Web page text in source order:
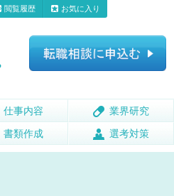
閲覧履歴 お気に入り
仕事内容
仕事内容 業界研究
業界研究
書類作成
書類作成 選考対策
選考対策